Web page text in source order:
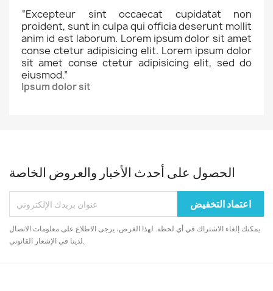
“Excepteur sint occaecat cupidatat non
proident, sunt in culpa qui officia deserunt mollit
anim id est laborum. Lorem ipsum dolor sit amet
conse ctetur adipisicing elit. Lorem ipsum dolor
sit amet conse ctetur adipisicing elit, sed do
eiusmod.”
Ipsum dolor sit
الحصول على أحدث الأخبار والعروض الخاصة
يمكنك إلغاء الاشتراك في أي لحظة. لهذا الغرض، يرجى الاطلاع على معلومات الاتصال
لدينا في الإشعار القانوني.